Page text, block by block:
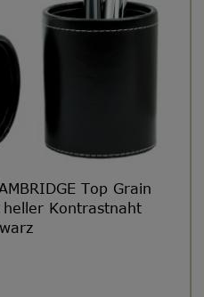
Top Grain
Kontrastnaht